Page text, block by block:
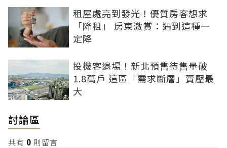
租屋處亮到發光！優質房客想求
「降租」 房東激賞：遇到這種一
定降
投機客退場！新北預售待售量破
1.8萬戶 這區「需求斷層」賣壓最
大
討論區
共有 0 則留言